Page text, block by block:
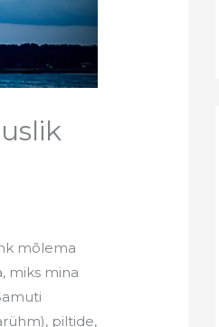
mõlema
miks mina
piltide,